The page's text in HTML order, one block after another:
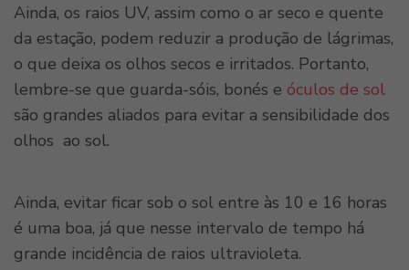
Ainda, os raios UV, assim como o ar seco e quente
da estação, podem reduzir a produção de lágrimas,
o que deixa os olhos secos e irritados. Portanto,
lembre-se que guarda-sóis, bonés e óculos de sol
são grandes aliados para evitar a sensibilidade dos
olhos ao sol.
Ainda, evitar ficar sob o sol entre às 10 e 16 horas
é uma boa, já que nesse intervalo de tempo há
grande incidência de raios ultravioleta.